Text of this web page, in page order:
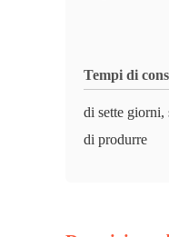
Tempi di
di sette giorni,
di produrre